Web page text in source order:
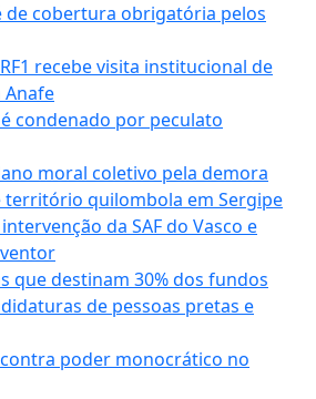
de cobertura obrigatória pelos
recebe visita institucional de
condenado por peculato
moral coletivo pela demora
território quilombola em Sergipe
da SAF do Vasco e
que destinam 30% dos fundos
de pessoas pretas e
contra poder monocrático no